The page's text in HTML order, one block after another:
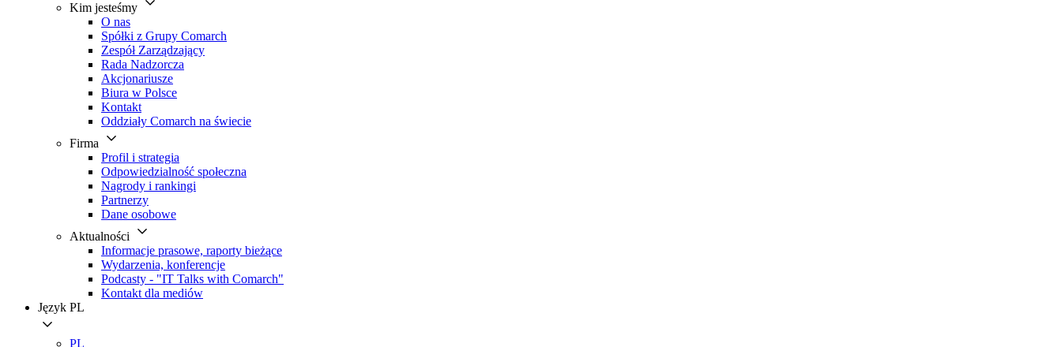
Kim jesteśmy
O nas
Spółki z Grupy Comarch
Zespół Zarządzający
Rada Nadzorcza
Akcjonariusze
Biura w Polsce
Kontakt
Oddziały Comarch na świecie
Firma
Profil i strategia
Odpowiedzialność społeczna
Nagrody i rankingi
Partnerzy
Dane osobowe
Aktualności
Informacje prasowe, raporty bieżące
Wydarzenia, konferencje
Podcasty - "IT Talks with Comarch"
Kontakt dla mediów
Język PL
PL